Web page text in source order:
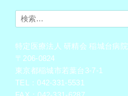
検
索:
特定医療法人 研精会 稲城台病院
〒206-0824
東京都稲城市若葉台3-7-1
TEL：042-331-5531